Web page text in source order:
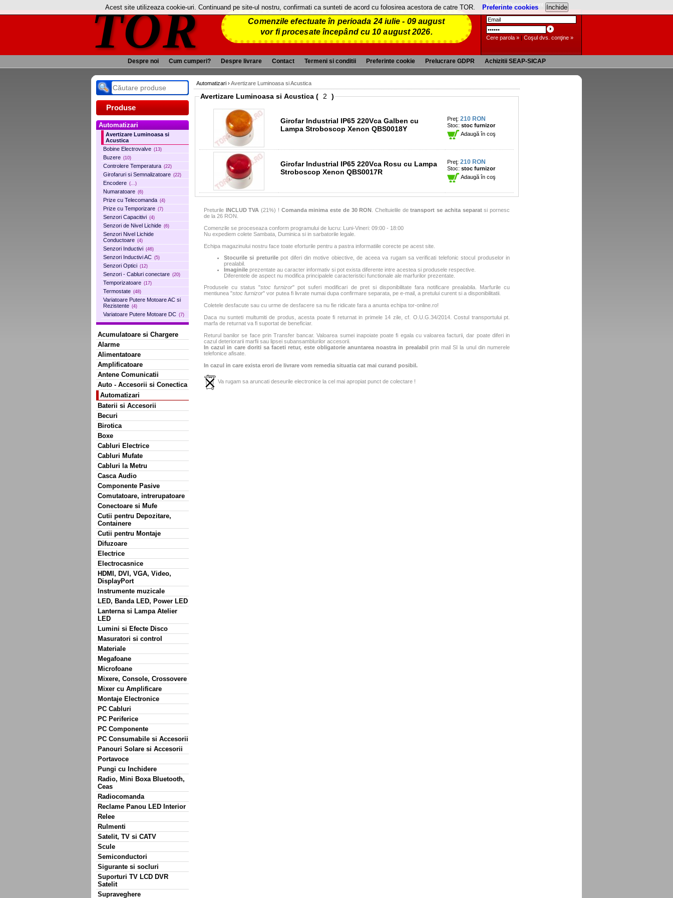
TOR
Comenzile efectuate în perioada 24 iulie - 09 august
vor fi procesate începând cu 10 august 2026.
Login: |Deschide cont »
Cere parola » | Coşul dvs. conţine »
Despre noi Cum cumperi? Despre livrare Contact Termeni si conditii Preferinte cookie Prelucrare GDPR Achizitii SEAP-SICAP
Produse
Automatizari
Avertizare Luminoasa si
Acustica
Bobine Electrovalve (13)
Buzere (10)
Controlere Temperatura (22)
Girofaruri si Semnalizatoare (22)
Encodere (...)
Numaratoare (6)
Prize cu Telecomanda (4)
Prize cu Temporizare (7)
Senzori Capacitivi (4)
Senzori de Nivel Lichide (6)
Senzori Nivel Lichide
Conductoare (4)
Senzori Inductivi (46)
Senzori Inductivi AC (5)
Senzori Optici (12)
Senzori - Cabluri conectare (20)
Temporizatoare (17)
Termostate (48)
Variatoare Putere Motoare AC si
Rezistente (4)
Variatoare Putere Motoare DC (7)
Acumulatoare si Chargere
Alarme
Alimentatoare
Amplificatoare
Antene Comunicatii
Auto - Accesorii si Conectica
Automatizari
Baterii si Accesorii
Becuri
Birotica
Boxe
Cabluri Electrice
Cabluri Mufate
Cabluri la Metru
Casca Audio
Componente Pasive
Comutatoare, intrerupatoare
Conectoare si Mufe
Cutii pentru Depozitare,
Containere
Cutii pentru Montaje
Difuzoare
Electrice
Electrocasnice
HDMI, DVI, VGA, Video,
DisplayPort
Instrumente muzicale
LED, Banda LED, Power LED
Lanterna si Lampa Atelier
LED
Lumini si Efecte Disco
Masuratori si control
Materiale
Megafoane
Microfoane
Mixere, Console, Crossovere
Mixer cu Amplificare
Montaje Electronice
PC Cabluri
PC Periferice
PC Componente
PC Consumabile si Accesorii
Panouri Solare si Accesorii
Portavoce
Pungi cu Inchidere
Radio, Mini Boxa Bluetooth,
Ceas
Radiocomanda
Reclame Panou LED Interior
Relee
Rulmenti
Satelit, TV si CATV
Scule
Semiconductori
Sigurante si socluri
Suporturi TV LCD DVR
Satelit
Supraveghere
Automatizari ›Avertizare Luminoasa si Acustica
Avertizare Luminoasa si Acustica ( )
Girofar Industrial IP65 220Vca Galben cu
Lampa Stroboscop Xenon QBS0018Y
Preţ:210 RON
Stoc:stoc furnizor
Adaugă în coş
Girofar Industrial IP65 220Vca Rosu cu Lampa
Stroboscop Xenon QBS0017R
Preţ:210 RON
Stoc:stoc furnizor
Adaugă în coş
Preturile INCLUD TVA (21%) ! Comanda minima este de 30 RON . Cheltuielile detransport se achita separatsi pornesc
de la 26 RON.
Comenzile se proceseaza conform programului de lucru: Luni-Vineri: 09:00 - 18:00
Nu expediem colete Sambata, Duminica si in sarbatorile legale.
Echipa magazinului nostru face toate eforturile pentru a pastra informatiile corecte pe acest site.
Stocurile si preturilepot diferi din motive obiective, de aceea va rugam sa verificati telefonic stocul produselor in
prealabil.
Imaginile prezentate au caracter informativ si pot exista diferente intre acestea si produsele respective.
Diferentele de aspect nu modifica principalele caracteristici functionale ale marfurilor prezentate.
Produsele cu status "stoc furnizor" pot suferi modificari de pret si disponibilitate fara notificare prealabila. Marfurile cu
mentiunea "stoc furnizor" vor putea fi livrate numai dupa confirmare separata, pe e-mail, a pretului curent si a disponibilitatii.
Coletele desfacute sau cu urme de desfacere sa nu fie ridicate fara a anunta echipa tor-online.ro!
Daca nu sunteti multumiti de produs, acesta poate fi returnat in primele 14 zile, cf. O.U.G.34/2014. Costul transportului pt.
marfa de returnat va fi suportat de beneficiar.
Returul banilor se face prin Transfer bancar. Valoarea sumei inapoiate poate fi egala cu valoarea facturii, dar poate diferi in
cazul deteriorarii marfii sau lipsei subansamblurilor accesorii.
In cazul in care doriti sa faceti retur, este obligatorie anuntarea noastra in prealabil prin mail SI la unul din numerele
telefonice afisate.
In cazul in care exista erori de livrare vom remedia situatia cat mai curand posibil.
Va rugam sa aruncati deseurile electronice la cel mai apropiat punct de colectare !
Acest site utilizeaza cookie-uri. Continuand pe site-ul nostru, confirmati ca sunteti de acord cu folosirea acestora de catre TOR. Preferinte cookies